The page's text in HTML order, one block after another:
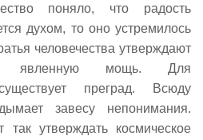
поняло, что радость
духом, то оно устремилось
человечества утверждают
явленную мощь. Для
преград. Всюду
завесу непонимания.
утверждать космическое